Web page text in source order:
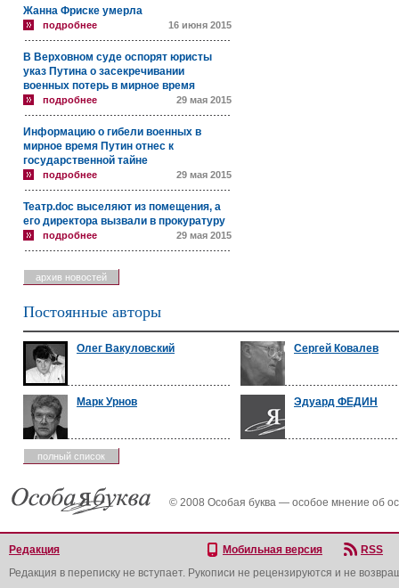
Жанна Фриске умерла
подробнее 16 июня 2015
В Верховном суде оспорят юристы
указ Путина о засекречивании
военных потерь в мирное время
подробнее 29 мая 2015
Информацию о гибели военных в
мирное время Путин отнес к
государственной тайне
подробнее 29 мая 2015
Театр.doc выселяют из помещения, а
его директора вызвали в прокуратуру
подробнее 29 мая 2015
архив новостей
Постоянные авторы
Олег Вакуловский Сергей Ковалев
Марк Урнов Эдуард ФЕДИН
полный список
© 2008 Особая буква — особое мнение об
Редакция Мобильная версия
RSS
Редакция в переписку не вступает. Рукописи не рецензируются и не